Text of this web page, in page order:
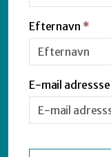
Efternavn *
E-mail adressse